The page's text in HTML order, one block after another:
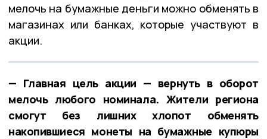
мелочь на бумажные деньги можно обменять в
магазинах или банках, которые участвуют в
акции.
— Главная цель акции — вернуть в оборот
мелочь любого номинала. Жители региона
смогут без лишних хлопот обменять
накопившиеся монеты на бумажные купюры